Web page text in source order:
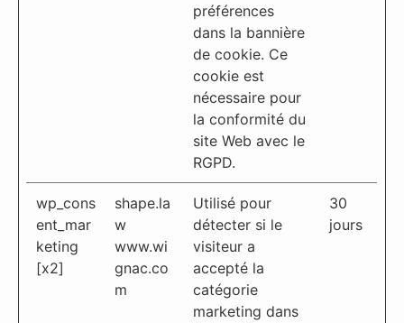
préférences
dans la bannière
de cookie. Ce
cookie est
nécessaire pour
la conformité du
site Web avec le
RGPD.
wp_cons
ent_mar
keting
[x2]
shape.la
w
www.wi
gnac.co
m
Utilisé pour
détecter si le
visiteur a
accepté la
catégorie
marketing dans
30
jours